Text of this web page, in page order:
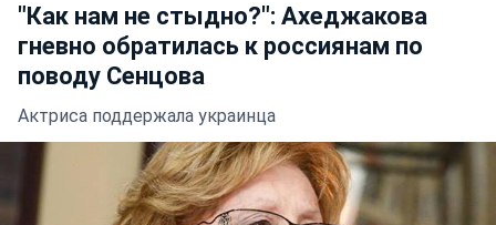
"Как нам не стыдно?": Ахеджакова
гневно обратилась к россиянам по
поводу Сенцова
Актриса поддержала украинца